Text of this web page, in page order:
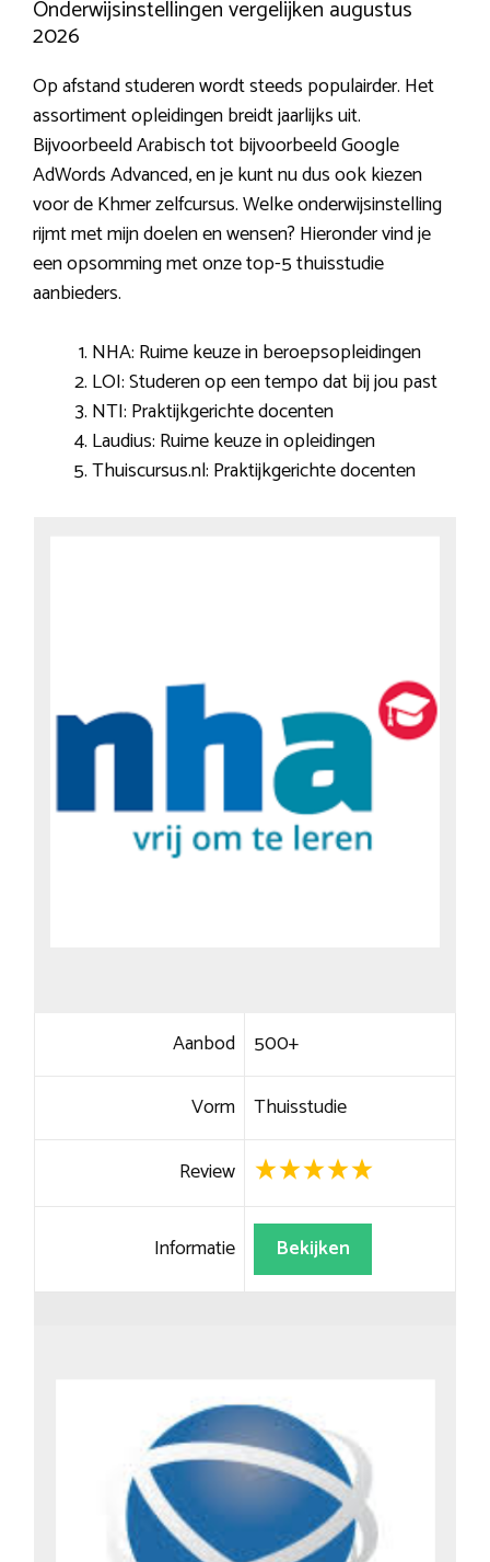
Onderwijsinstellingen vergelijken augustus
2026
Op afstand studeren wordt steeds populairder. Het
assortiment opleidingen breidt jaarlijks uit.
Bijvoorbeeld Arabisch tot bijvoorbeeld Google
AdWords Advanced, en je kunt nu dus ook kiezen
voor de Khmer zelfcursus. Welke onderwijsinstelling
rijmt met mijn doelen en wensen? Hieronder vind je
een opsomming met onze top-5 thuisstudie
aanbieders.
NHA: Ruime keuze in beroepsopleidingen
LOI: Studeren op een tempo dat bij jou past
NTI: Praktijkgerichte docenten
Laudius: Ruime keuze in opleidingen
Thuiscursus.nl: Praktijkgerichte docenten
Aanbod 500+
Vorm Thuisstudie
Review
Informatie Bekijken